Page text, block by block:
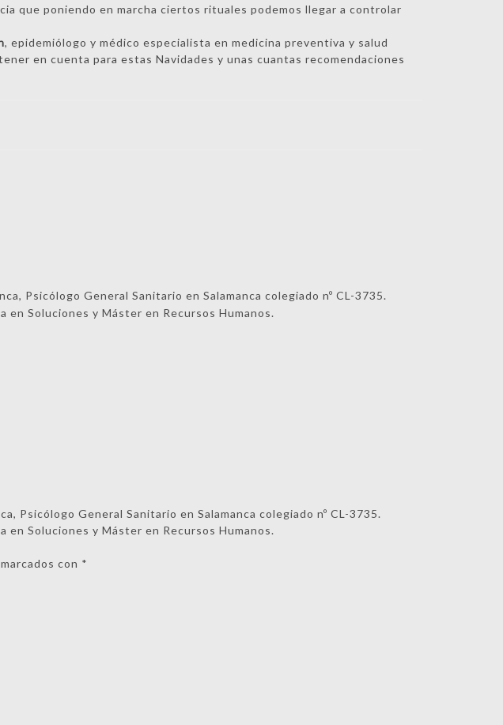
que poniendo en marcha ciertos rituales podemos llegar a controlar
, epidemiólogo y médico especialista en medicina preventiva y salud
en cuenta para estas Navidades y unas cuantas recomendaciones
Psicólogo General Sanitario en Salamanca colegiado nº CL-3735.
Soluciones y Máster en Recursos Humanos.
Psicólogo General Sanitario en Salamanca colegiado nº CL-3735.
Soluciones y Máster en Recursos Humanos.
con *